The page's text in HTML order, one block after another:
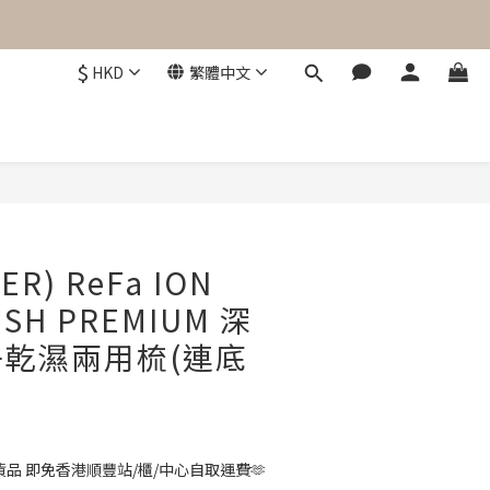
$ HKD 繁體中文
ReFa ION
PREMIUM 深
濕兩用梳(連底
品 即免香港順豐站/櫃/中心自取運費🫶